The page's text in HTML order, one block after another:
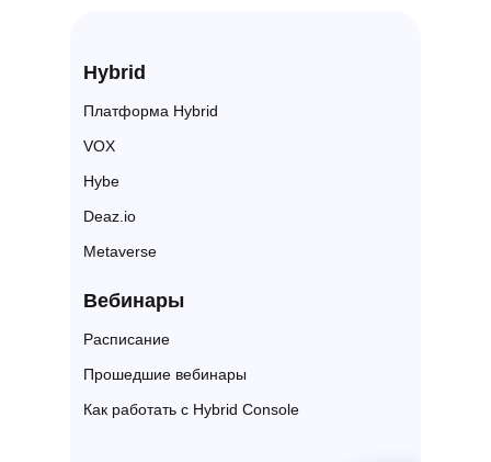
Вебин ары
Расписание
Как работать с Hybrid Console
Прошедшие вебинары
Платформа Hybrid
Hybe
VOX
Deaz.io
Metaverse
Hybrid